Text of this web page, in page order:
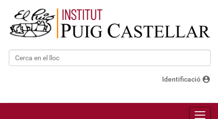
Cerca
Identificació account_circle